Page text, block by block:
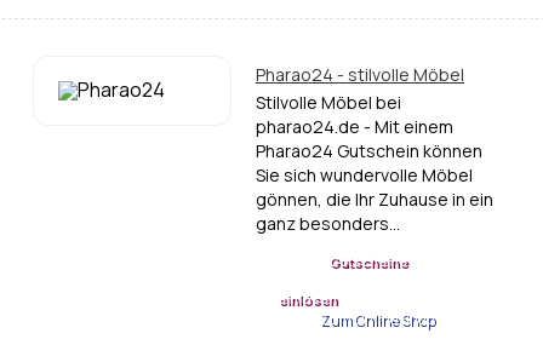
Pharao24 - stilvolle Möbel
Stilvolle Möbel bei
pharao24.de - Mit einem
Pharao24 Gutschein können
Sie sich wundervolle Möbel
gönnen, die Ihr Zuhause in ein
ganz besonders…
Gutscheine
einlösen
Zum Online Shop